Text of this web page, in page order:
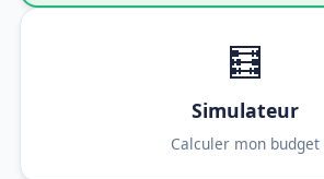
🧮
Simulateur
Calculer mon budget